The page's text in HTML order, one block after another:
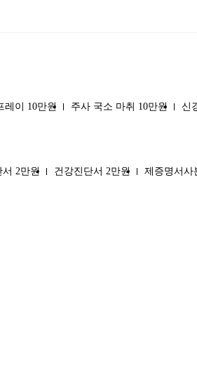
레이 10만원
주사 국소 마취 10만원 신
서 2만원
건강진단서 2만원 제증명서사